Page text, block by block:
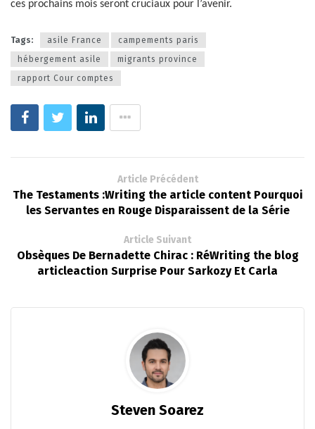
ces prochains mois seront cruciaux pour l’avenir.
Tags: asile France
campements paris
hébergement asile
migrants province
rapport Cour comptes
Article Précédent
The Testaments :Writing the article content Pourquoi
les Servantes en Rouge Disparaissent de la Série
Article Suivant
Obsèques De Bernadette Chirac : RéWriting the blog
articleaction Surprise Pour Sarkozy Et Carla
Steven Soarez